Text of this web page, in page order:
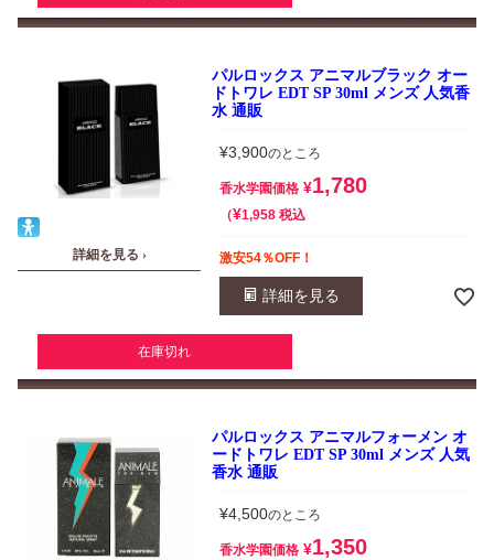
詳細を見る ›
パルロックス アニマルブラック オー
ドトワレ EDT SP 30ml メンズ 人気香
水 通販
¥3,900のところ
香水学園価格 ¥1,780
¥1,958 税込
激安54％OFF！
詳細を見る
在庫切れ
パルロックス アニマルフォーメン オ
ードトワレ EDT SP 30ml メンズ 人気
香水 通販
¥4,500のところ
香水学園価格 ¥1,350